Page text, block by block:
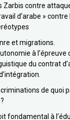
Zarbis contre
d’arabe » contre
et migrations.
à l’épreuve
du contrat
de quoi
fondamental à